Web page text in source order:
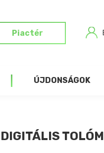
Piactér
ÚJDONSÁGOK
DIGITÁLIS